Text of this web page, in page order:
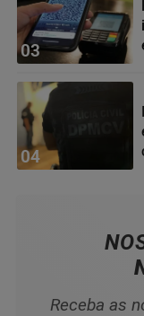
03
04
Receba as